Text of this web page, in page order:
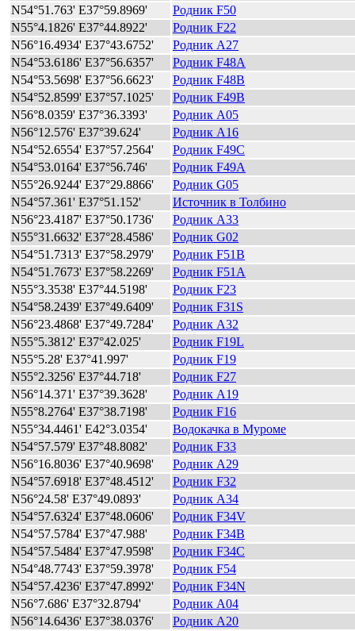
N54°51.763' E37°59.8969'
Родник F50
N55°4.1826' E37°44.8922'
Родник F22
N56°16.4934' E37°43.6752'
Родник A27
N54°53.6186' E37°56.6357'
Родник F48A
N54°53.5698' E37°56.6623'
Родник F48B
N54°52.8599' E37°57.1025'
Родник F49B
N56°8.0359' E37°36.3393'
Родник A05
N56°12.576' E37°39.624'
Родник A16
N54°52.6554' E37°57.2564'
Родник F49C
N54°53.0164' E37°56.746'
Родник F49A
N55°26.9244' E37°29.8866'
Родник G05
N54°57.361' E37°51.152'
Источник в Толбино
N56°23.4187' E37°50.1736'
Родник A33
N55°31.6632' E37°28.4586'
Родник G02
N54°51.7313' E37°58.2979'
Родник F51B
N54°51.7673' E37°58.2269'
Родник F51A
N55°3.3538' E37°44.5198'
Родник F23
N54°58.2439' E37°49.6409'
Родник F31S
N56°23.4868' E37°49.7284'
Родник A32
N55°5.3812' E37°42.025'
Родник F19L
N55°5.28' E37°41.997'
Родник F19
N55°2.3256' E37°44.718'
Родник F27
N56°14.371' E37°39.3628'
Родник A19
N55°8.2764' E37°38.7198'
Родник F16
N55°34.4461' E42°3.0354'
Водокачка в Муроме
N54°57.579' E37°48.8082'
Родник F33
N56°16.8036' E37°40.9698'
Родник A29
N54°57.6918' E37°48.4512'
Родник F32
N56°24.58' E37°49.0893'
Родник A34
N54°57.6324' E37°48.0606'
Родник F34V
N54°57.5784' E37°47.988'
Родник F34B
N54°57.5484' E37°47.9598'
Родник F34C
N54°48.7743' E37°59.3978'
Родник F54
N54°57.4236' E37°47.8992'
Родник F34N
N56°7.686' E37°32.8794'
Родник A04
N56°14.6436' E37°38.0376'
Родник A20